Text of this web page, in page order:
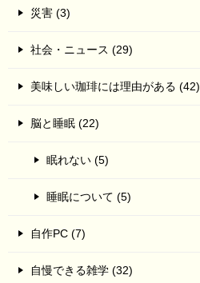
災害 (3)
社会・ニュース (29)
美味しい珈琲には理由がある (42)
脳と睡眠 (22)
眠れない (5)
睡眠について (5)
自作PC (7)
自慢できる雑学 (32)